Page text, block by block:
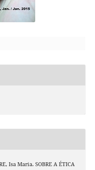
Isa Maria. SOBRE A ÉTICA